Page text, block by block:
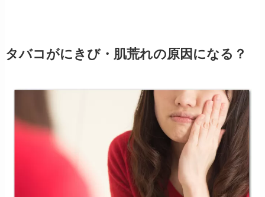
タバコがにきび・肌荒れの原因になる？